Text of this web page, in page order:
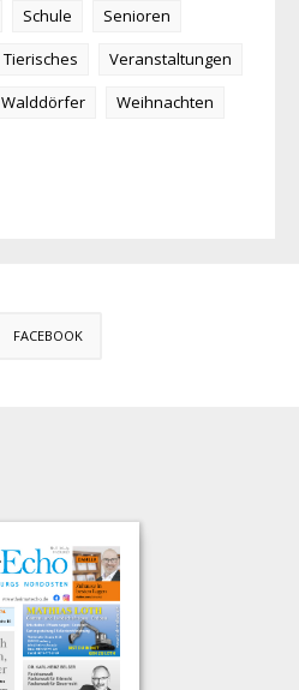
Schule
Senioren
Tierisches
Veranstaltungen
Walddörfer
Weihnachten
FACEBOOK